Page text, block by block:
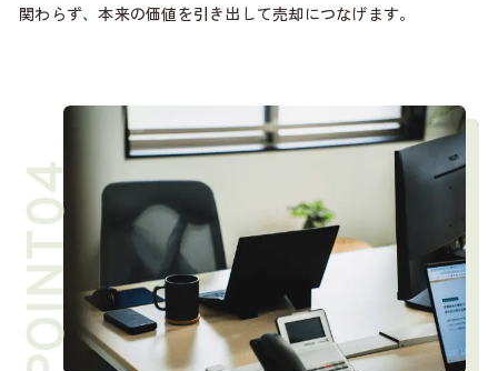
関わらず、本来の価値を引き出して売却につなげます。